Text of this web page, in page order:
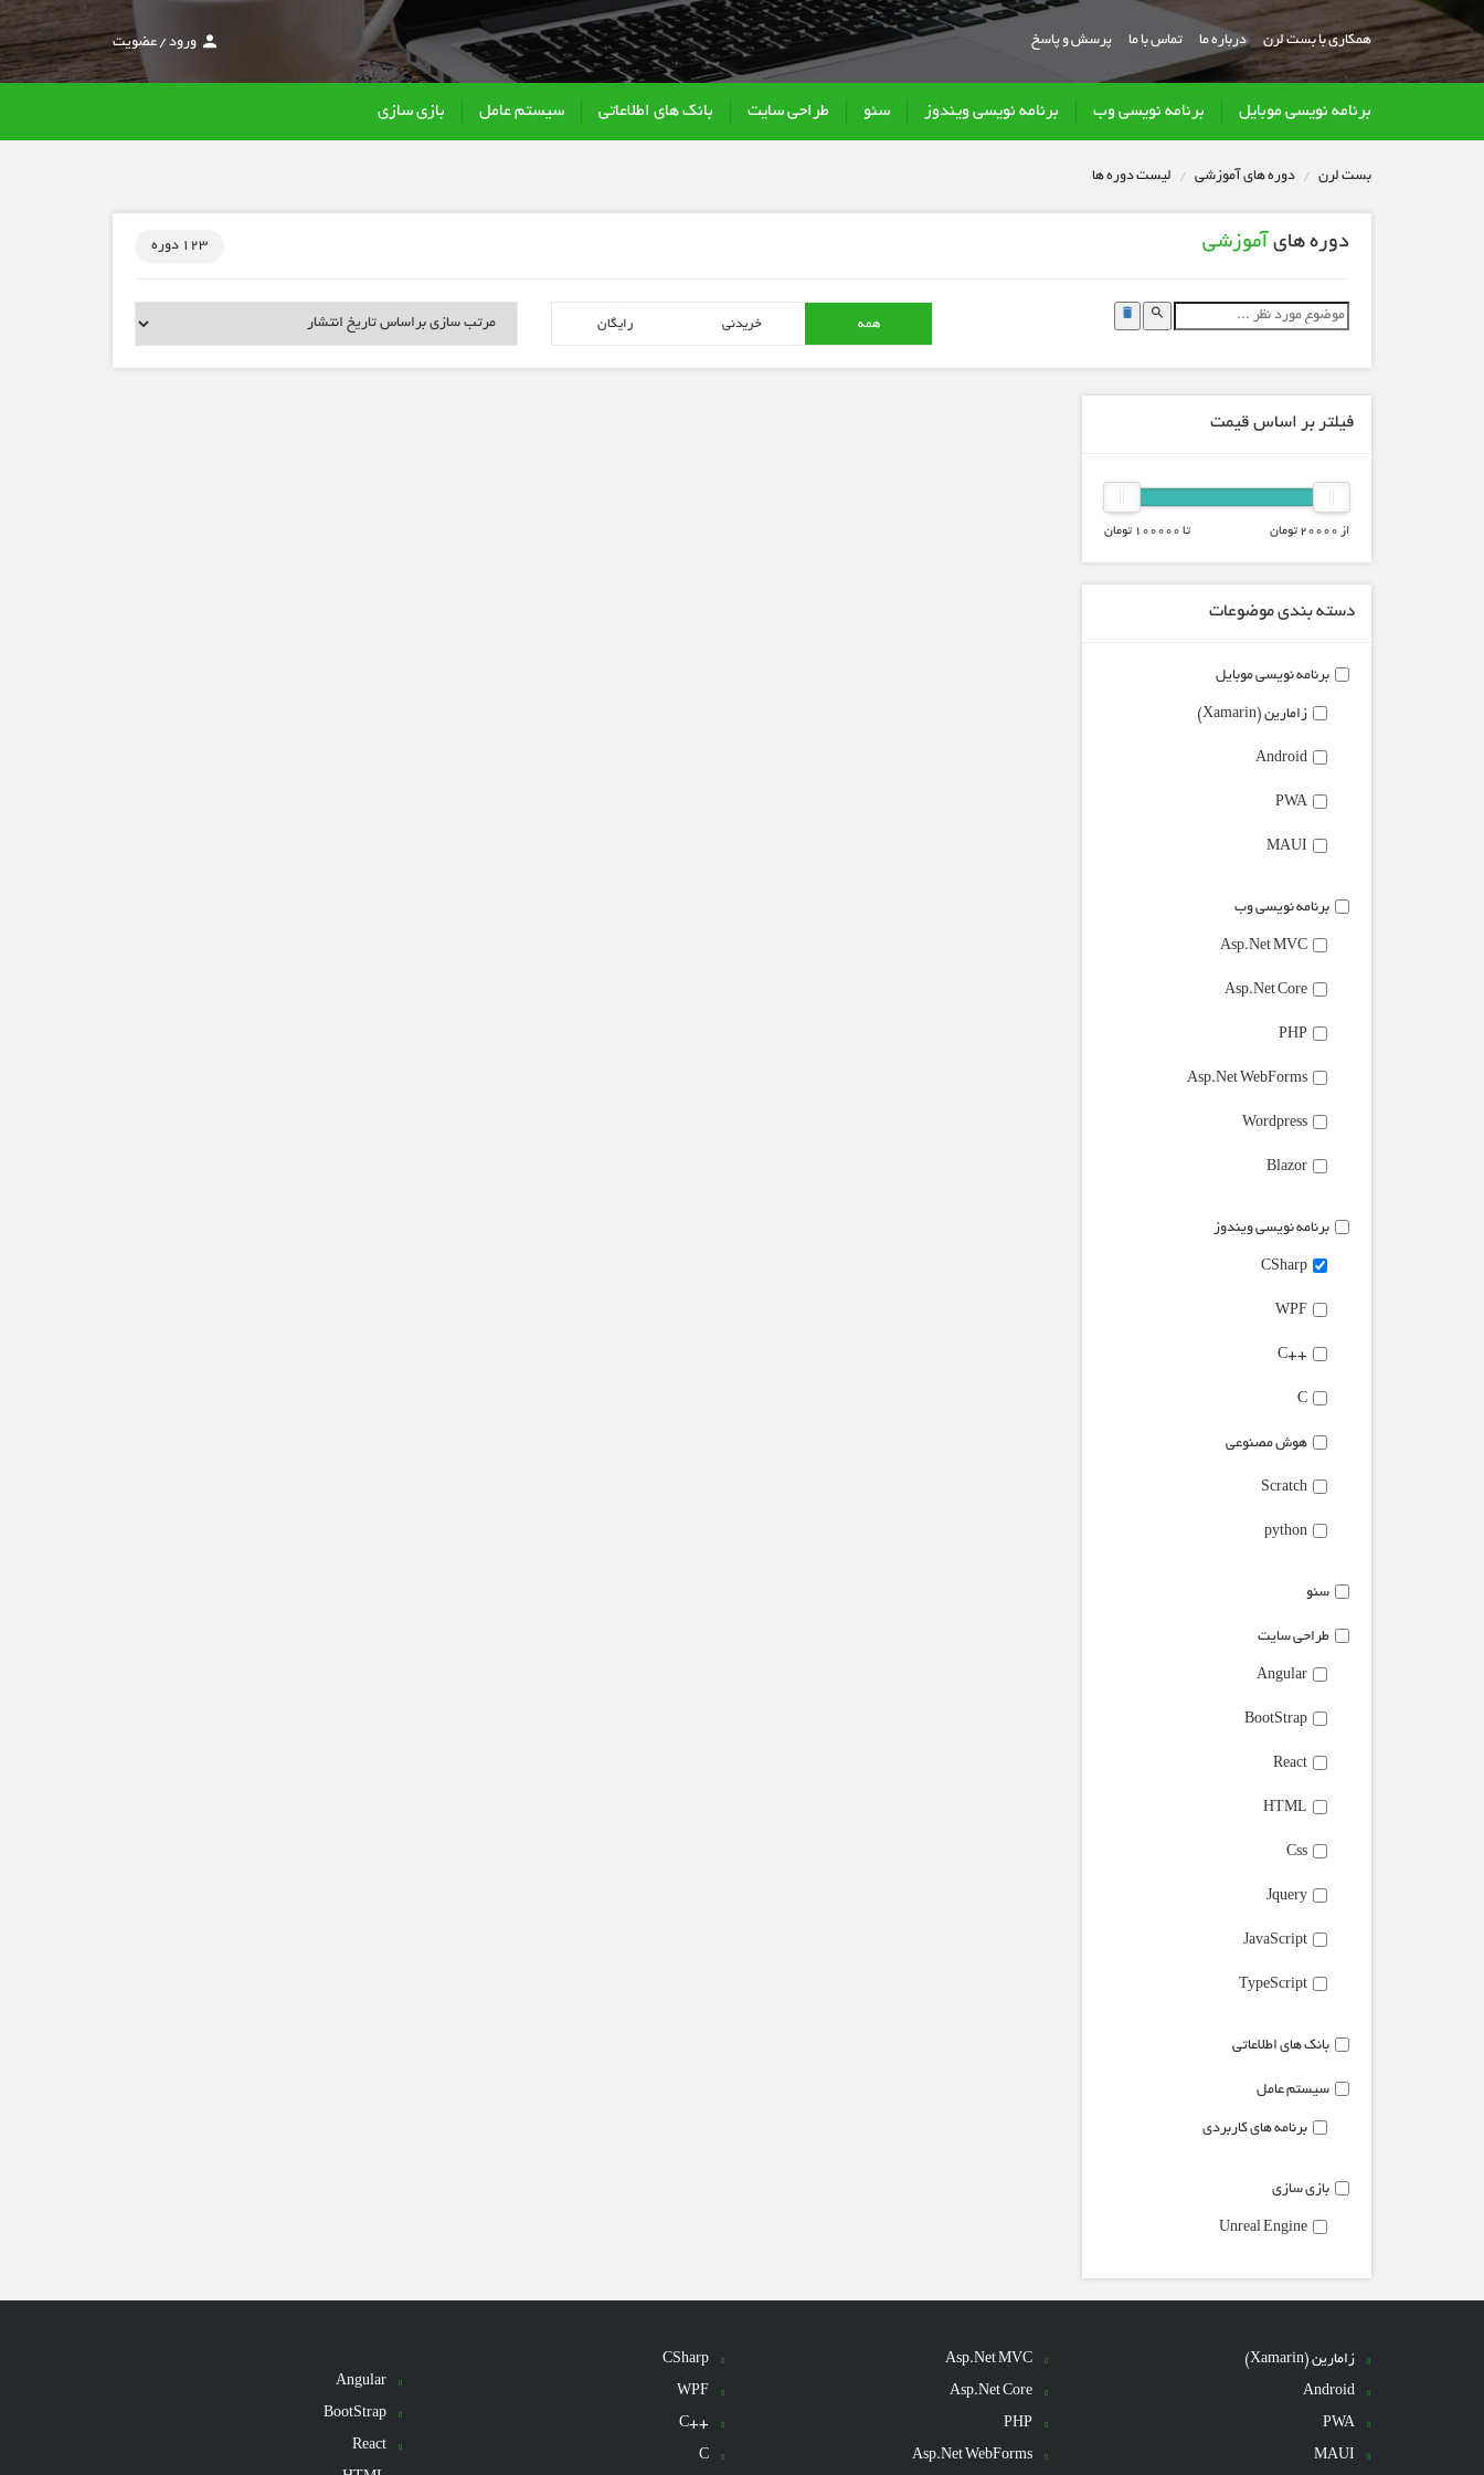
همکاری با بست لرن درباره ما تماس با ما پرسش و پاسخ ورود /عضویت
برنامه نویسی موبایل برنامه نویسی وب برنامه نویسی ویندوز سئو طراحی سایت بانک های اطلاعاتی سیستم عامل بازی سازی
بست لرن دوره های آموزشی لیست دوره ها
دوره های آموزشی 123 دوره
همه خریدنی رایگان
فیلتر بر اساس قیمت
تا 100000 تومان از 20000 تومان
دسته بندی موضوعات
برنامه نویسی موبایل
زامارین (Xamarin)
Android
PWA
MAUI
برنامه نویسی وب
Asp.Net MVC
Asp.Net Core
PHP
Asp.Net WebForms
Wordpress
Blazor
برنامه نویسی ویندوز
CSharp
WPF
++C
C
هوش مصنوعی
Scratch
python
سئو
طراحی سایت
Angular
BootStrap
React
HTML
Css
Jquery
JavaScript
TypeScript
بانک های اطلاعاتی
سیستم عامل
برنامه های کاربردی
بازی سازی
Unreal Engine
زامارین (Xamarin)
Android
PWA
MAUI
Asp.Net MVC
Asp.Net Core
PHP
Asp.Net WebForms
CSharp
WPF
++C
C
Angular
BootStrap
React